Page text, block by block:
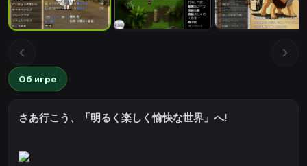
Об игре
さあ行こう、「明るく楽しく愉快な世界」へ!